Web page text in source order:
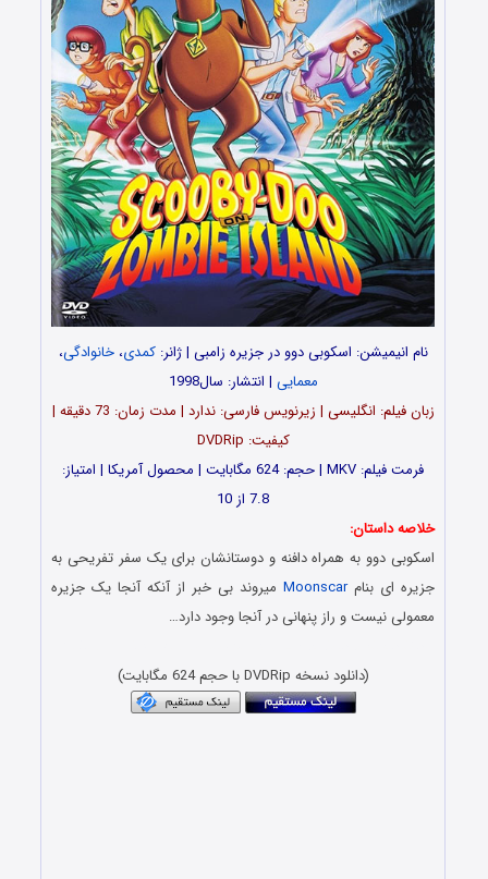
نام انیمیشن: اسکوبی دوو در جزیره زامبی | ژانر:کمدی،خانوادگی،
معمایی | انتشار: سال1998
زبان فیلم: انگلیسی | زیرنویس فارسی: ندارد | مدت زمان: 73 دقیقه |
کیفیت: DVDRip
فرمت فیلم: MKV | حجم: 624 مگابایت | محصول آمریکا | امتیاز:
7.8 از 10
خلاصه داستان:
اسکوبی دوو به همراه دافنه و دوستانشان برای یک سفر تفریحی به
جزیره ای بنامMoonscar میروند بی خبر از آنکه آنجا یک جزیره
معمولی نیست و راز پنهانی در آنجا وجود دارد…
(دانلود نسخه DVDRip با حجم 624 مگابایت)